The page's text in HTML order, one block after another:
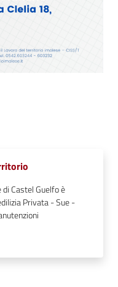
Castel Guelfo è
Privata - Sue -